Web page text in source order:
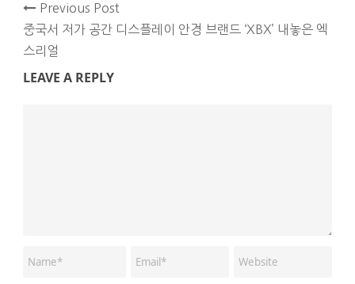
Previous Post
중국서 저가 공간 디스플레이 안경 브랜드 ‘XBX’ 내놓은 엑
스리얼
LEAVE A REPLY